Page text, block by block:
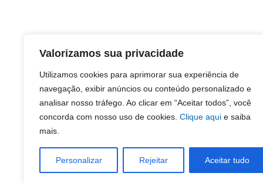
Valorizamos sua privacidade
Utilizamos cookies para aprimorar sua experiência de
navegação, exibir anúncios ou conteúdo personalizado e
analisar nosso tráfego. Ao clicar em “Aceitar todos”, você
concorda com nosso uso de cookies. Clique aqui e saiba
mais.
Personalizar Rejeitar Aceitar tudo